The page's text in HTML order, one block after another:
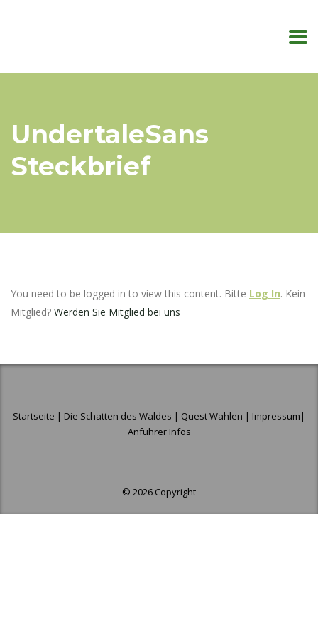
UndertaleSans
Steckbrief
You need to be logged in to view this content. Bitte Log In. Kein
Mitglied? Werden Sie Mitglied bei uns
Startseite | Die Schatten des Waldes | Quest Wahlen | Impressum |
Anführer Infos
© 2026 Copyright